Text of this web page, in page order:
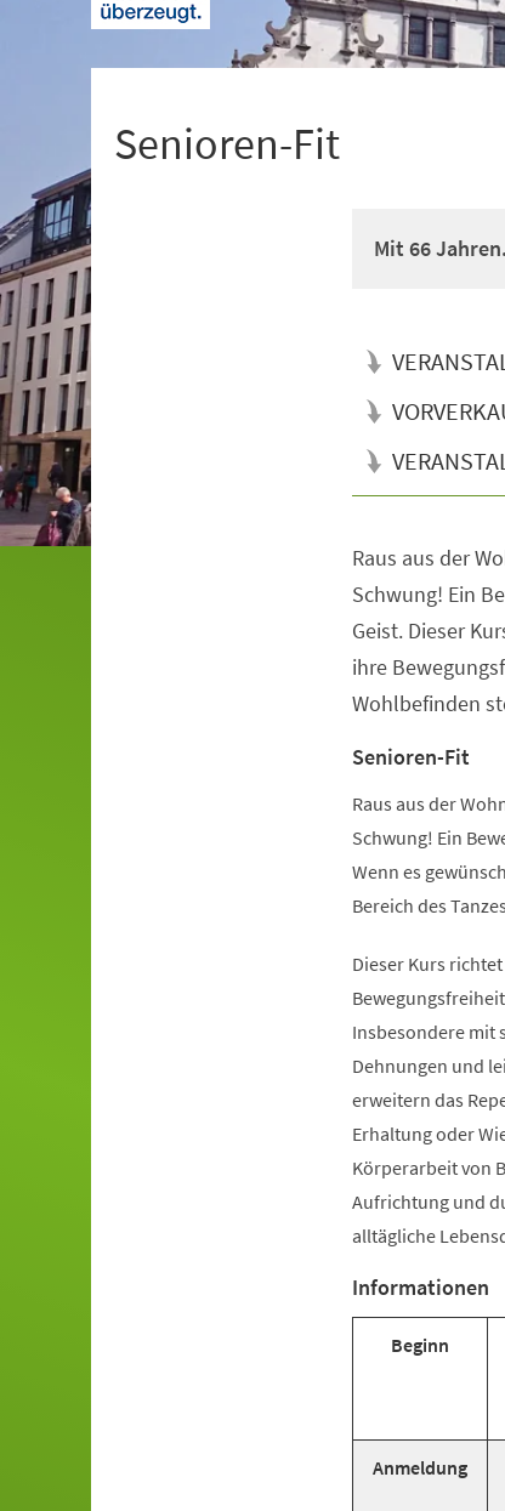
Senioren-Fit
Mit 66
Raus aus der
Schwung! Ein
Geist. Dieser
ihre
Wohlbefinden
Senioren-Fit
Raus aus der
Schwung! Ein
Wenn es
Bereich des Tanzes
Dieser Kurs
Insbesondere mit
Dehnungen und
erweitern das
Erhaltung oder
Körperarbeit von
Aufrichtung und
alltägliche
Informationen
Beginn
Anmeldung